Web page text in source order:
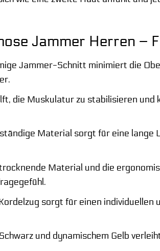
Jammer Herren –
Jammer-Schnitt minimiert die
die Muskulatur zu stabilisieren und
Material sorgt für eine lange
Material und die
sorgt für einen individuellen
und dynamischem Gelb